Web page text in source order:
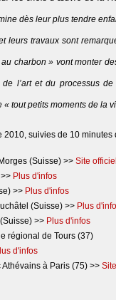
dès leur plus tendre
travaux sont
charbon » vont monter
l’art et du processus
tout petits moments de la
suivies de 10 minutes
(Suisse) >> Site officiel
Plus d'infos
>> Plus d'infos
(Suisse) >> Plus
>> Plus d'infos
régional de Tours (37)
d'infos
à Paris (75) >>